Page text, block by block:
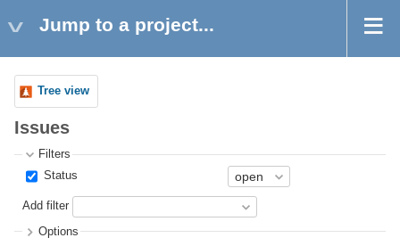
Jump to a project...
Tree view
Issues
Filters
Status
Add filter
Options